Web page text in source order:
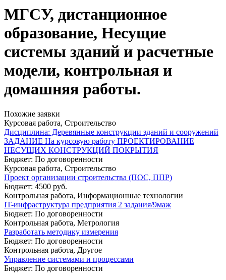
МГСУ, дистанционное
образование, Несущие
системы зданий и расчетные
модели, контрольная и
домашняя работы.
Похожие заявки
Курсовая работа, Строительство
Дисциплина: Деревянные конструкции зданий и сооружений
ЗАДАНИЕ На курсовую работу ПРОЕКТИРОВАНИЕ
НЕСУЩИХ КОНСТРУКЦИЙ ПОКРЫТИЯ
Бюджет: По договоренности
Курсовая работа, Строительство
Проект организации строительства (ПОС, ППР)
Бюджет: 4500 руб.
Контрольная работа, Информационные технологии
IT-инфраструктура предприятия 2 задания/9маж
Бюджет: По договоренности
Контрольная работа, Метрология
Разработать методику измерения
Бюджет: По договоренности
Контрольная работа, Другое
Управление системами и процессами
Бюджет: По договоренности